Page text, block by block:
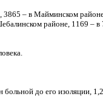
3865 – в Майминском
районе, 1169 – в
до его изоляции,